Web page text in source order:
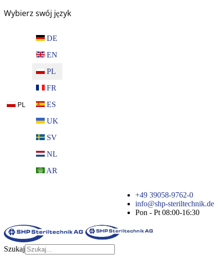
Wybierz swój język
PL
DE
EN
PL
FR
ES
UK
SV
NL
AR
+49 39058-9762-0
info@shp-steriltechnik.de
Pon - Pt 08:00-16:30
Szukaj